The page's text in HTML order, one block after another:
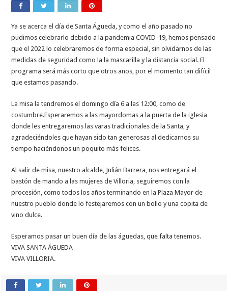
Ya se acerca el día de Santa Águeda, y como el año pasado no
pudimos celebrarlo debido a la pandemia COVID-19, hemos pensado
que el 2022 lo celebraremos de forma especial, sin olvidarnos de las
medidas de seguridad como la la mascarilla y la distancia social. El
programa será más corto que otros años, por el momento tan difícil
que estamos pasando.
La misa la tendremos el domingo día 6 a las 12:00, como de
costumbre.Esperaremos a las mayordomas a la puerta de la iglesia
donde les entregaremos las varas tradicionales de la Santa, y
agradeciéndoles que hayan sido tan generosas al dedicarnos su
tiempo haciéndonos un poquito más felices.
Al salir de misa, nuestro alcalde, Julián Barrera, nos entregará el
bastón de mando a las mujeres de Villoria, seguiremos con la
procesión, como todos los años terminando en la Plaza Mayor de
nuestro pueblo donde lo festejaremos con un bollo y una copita de
vino dulce.
Esperamos pasar un buen día de las águedas, que falta tenemos.
VIVA SANTA ÁGUEDA
VIVA VILLORIA.